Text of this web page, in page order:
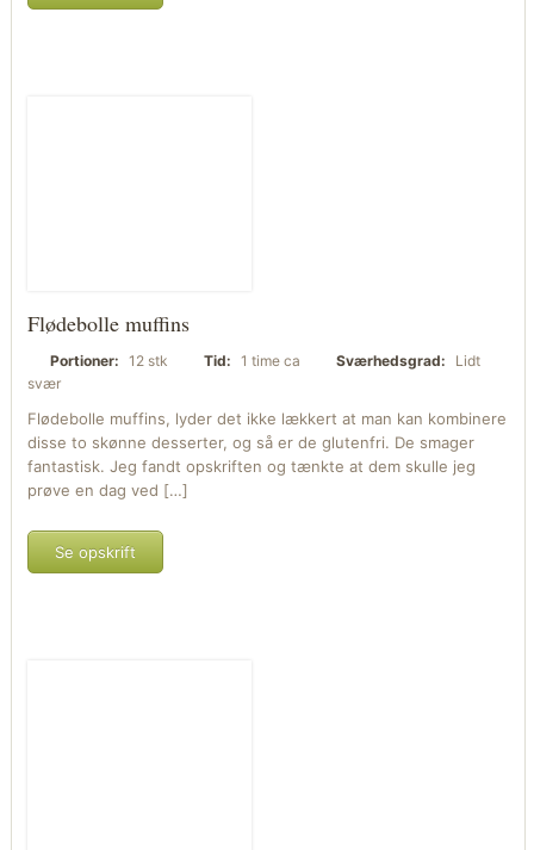
Flødebolle muffins
Portioner: 12 stk Tid: 1 time ca Sværhedsgrad:
Lidt
svær
Flødebolle muffins, lyder det ikke lækkert at man kan kombinere
disse to skønne desserter, og så er de glutenfri. De smager
fantastisk. Jeg fandt opskriften og tænkte at dem skulle jeg
prøve en dag ved […]
Se opskrift